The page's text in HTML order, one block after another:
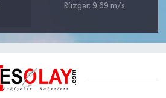
Rüzgar: 9.69 m/s